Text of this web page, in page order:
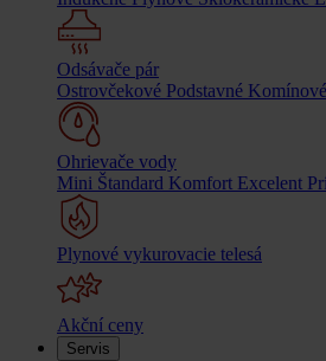
Odsávače pár
Ostrovčekové Podstavné Komínové
Ohrievače vody
Mini Štandard Komfort Excelent
Plynové vykurovacie telesá
Akční ceny
Servis